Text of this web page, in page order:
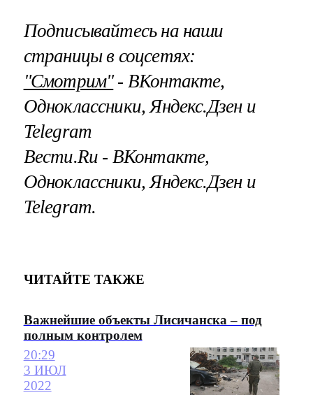
Подписывайтесь на наши
страницы в соцсетях:
"Смотрим"‐ ВКонтакте,
Одноклассники, Яндекс.Дзен и
Telegram
Вести.Ru ‐ ВКонтакте,
Одноклассники, Яндекс.Дзен и
Telegram.
ЧИТАЙТЕ ТАКЖЕ
Важнейшие объекты Лисичанска – под
полным контролем
20:29
3 ИЮЛ
2022